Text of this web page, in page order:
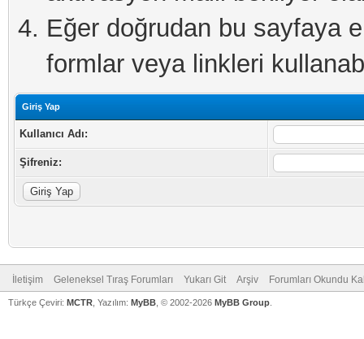
Eğer doğrudan bu sayfaya
formlar veya linkleri
Giriş Yap
Kullanıcı Adı:
Şifreniz:
İletişim Geleneksel Tıraş Forumları Yukarı Git Arşiv Forumları Okundu
Türkçe Çeviri: MCTR , Yazılım: MyBB , © 2002-2026 MyBB Group